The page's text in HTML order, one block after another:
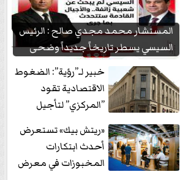
المستشار محمد مجدي صالح : الرئيس
السيسي يسطر تاريخاً جديداً وضحى
بشعبيته...
خبير لـ”رؤية”: الضغوط
الاقتصادية تقود
”المركزي” لتأجيل
«ريتش بيك» تستعرض
أحدث ابتكارات
المخبوزات في معرض